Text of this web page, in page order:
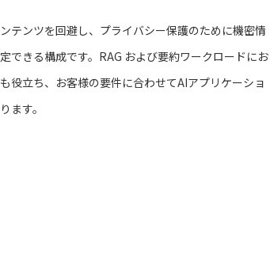
テンツを回避し、プライバシー保護のために機密情
できる構成です。RAG および要約ワークロードにお
役立ち、お客様の要件に合わせてAIアプリケーショ
ます。